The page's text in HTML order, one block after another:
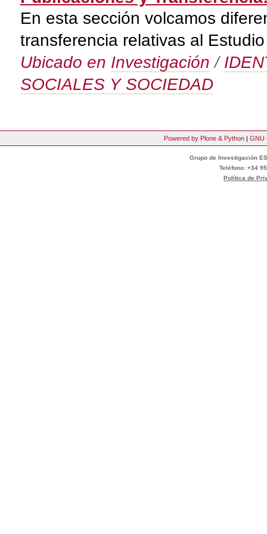
En esta sección volcamos
transferencia relativas al
Ubicado en Investigación /
SOCIALES Y SOCIEDAD
Powered by Plone & Python | GNU
Grupo de Investigación
Teléfono: +34
Política de